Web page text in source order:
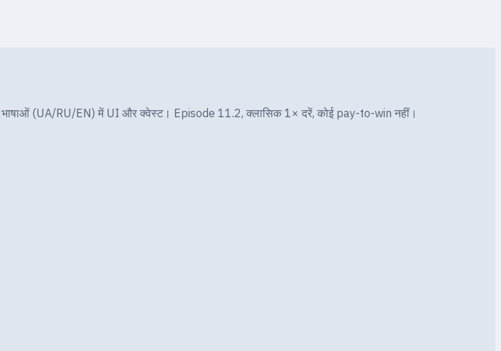
(UA/RU/EN) में UI और क्वेस्ट। Episode 11.2, क्लासिक 1× दरें, कोई pay-to-win नहीं।